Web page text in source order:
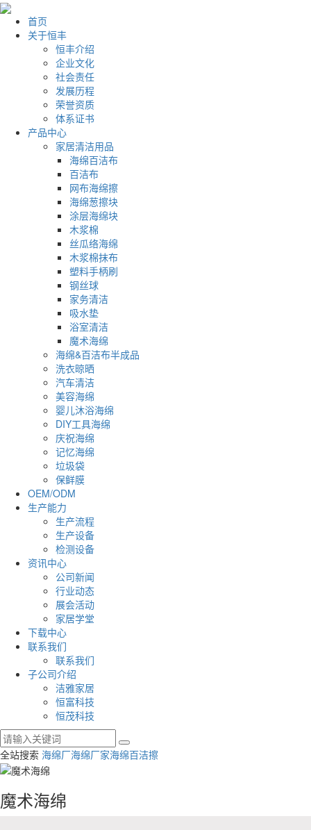
首页
关于恒丰
恒丰介绍
企业文化
社会责任
发展历程
荣誉资质
体系证书
产品中心
家居清洁用品
海绵百洁布
百洁布
网布海绵擦
海绵葱擦块
涂层海绵块
木浆棉
丝瓜络海绵
木浆棉抹布
塑料手柄刷
钢丝球
家务清洁
吸水垫
浴室清洁
魔术海绵
海绵&百洁布半成品
洗衣晾晒
汽车清洁
美容海绵
婴儿沐浴海绵
DIY工具海绵
庆祝海绵
记忆海绵
垃圾袋
保鲜膜
OEM/ODM
生产能力
生产流程
生产设备
检测设备
资讯中心
公司新闻
行业动态
展会活动
家居学堂
下载中心
联系我们
联系我们
子公司介绍
洁雅家居
恒富科技
恒茂科技
全站搜索 海绵厂海绵厂家海绵百洁擦
魔术海绵